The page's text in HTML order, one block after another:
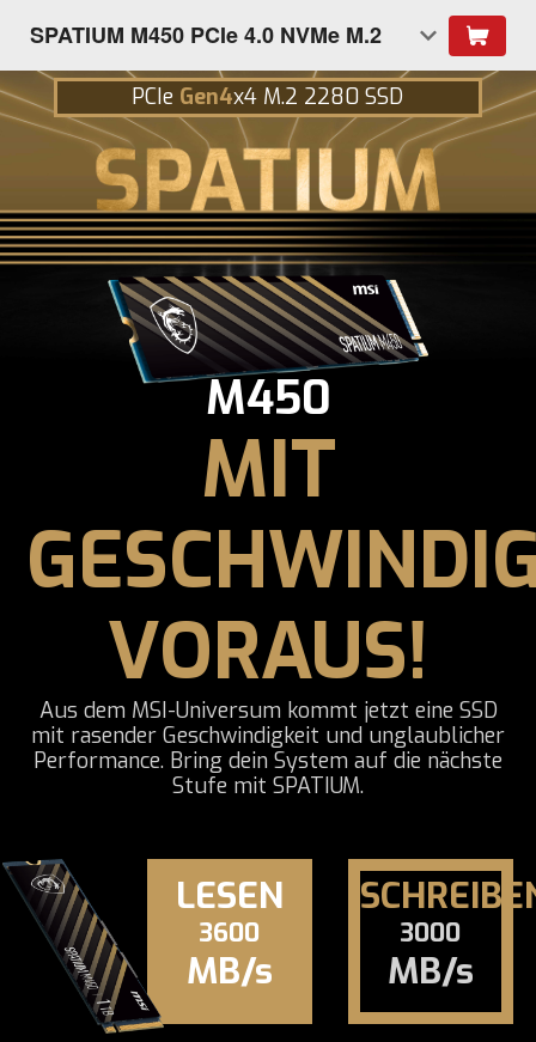
SPATIUM M450 PCIe 4.0 NVMe M.2
PCIe Gen4x4 M.2 2280 SSD
M450
MIT
VORAUS!
Aus dem MSI-Universum kommt jetzt eine SSD
mit rasender Geschwindigkeit und unglaublicher
Performance. Bring dein System auf die nächste
Stufe mit SPATIUM.
LESEN
3600
MB/s
3000
MB/s